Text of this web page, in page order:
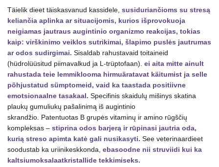
Täielik dieet täiskasvanud kassidele, susiduriančioms su stresą
keliančia aplinka ar situacijomis, kurios išprovokuoja
neigiamas jautraus augintinio organizmo reakcijas, tokias
kaip: virškinimo veiklos sutrikimai, šlapimo puslės jautrumas
ar odos sudirgimai. Sisaldab rahustavaid toitaineid
(hüdrolüüsitud piimavalkud ja L-trüptofaan). ei aita mitte ainult
rahustada teie lemmiklooma hirmuäratavat käitumist ja selle
põhjustatud sümptomeid, vaid ka taastada positiivne
emotsionaalne tasakaal. Specifinis skaidulų mišinys skatina
plaukų gumuliukų pašalinimą iš augintinio
skrandžio. Patentuotas B grupės vitaminų ir amino rūgščių
kompleksas – stiprina odos barjerą ir rūpinasi jautria oda,
kurią streso apimta katė gali nusikasyti. See veterinaardieet
soodustab ka uriinikeskkonda, ebasoodne nii struviidi kui ka
kaltsiumoksalaatkristallide tekkimiseks.